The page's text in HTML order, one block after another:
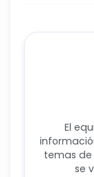
El
temas de
se